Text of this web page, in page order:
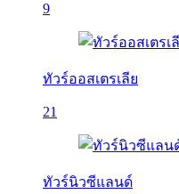
9
ทัวร์ออสเตรเลีย
21
ทัวร์นิวซีแลนด์